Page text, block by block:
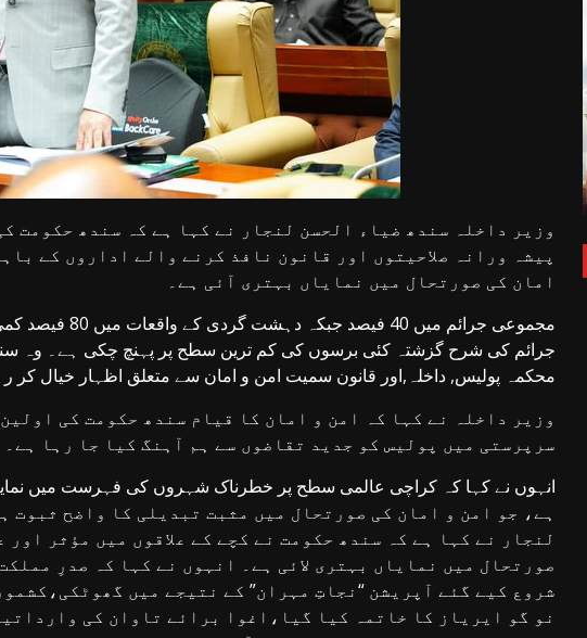
وزیر داخلہ سندھ ضیاء الحسن لنجار نے کہا ہے کہ سندھ حکومت
پیشہ ورانہ صلاحیتوں اور قانون نافذ کرنے والے اداروں کے
امان کی صورتحال میں نمایاں بہتری آئی ہے۔
مجموعی جرائم میں
محکمہ پولیس, داخلہ,اور قانون سمیت امن و امان سے متعلق اظہار خیال کر
وزیر داخلہ نے کہا کہ امن و امان کا قیام سندھ حکومت کی
سرپرستی میں پولیس کو جدید تقاضوں سے ہم آہنگ کیا جا رہا ہے۔
ہے، جو امن و امان کی صورتحال میں مثبت تبدیلی کا واضح ثبوت
لنجار نے کہا ہے کہ سندھ حکومت نے کچے کے علاقوں میں مؤثر
صورتحال میں نمایاں بہتری لائی ہے۔ انہوں نے کہا کہ صدرِ
شروع کیے گئے آپریشن “نجاتِ مہران” کے نتیجے میں
نو گو ایریاز کا خاتمہ کیا گیا،اغوا برائے تاوان کی